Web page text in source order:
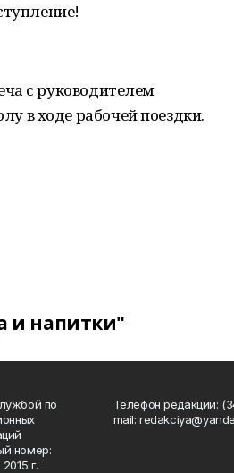
с руководителем
в ходе рабочей поездки.
и напитки"
по
номер:
г.
Телефон редакции:
mail: